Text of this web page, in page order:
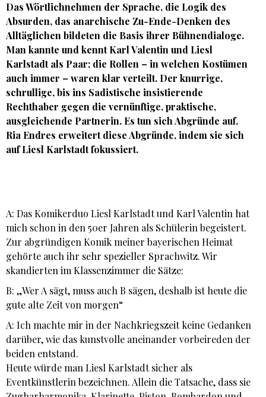
Das Wörtlichnehmen der Sprache, die Logik des
Absurden, das anarchische Zu-Ende-Denken des
Alltäglichen bildeten die Basis ihrer Bühnendialoge.
Man kannte und kennt Karl Valentin und Liesl
Karlstadt als Paar; die Rollen – in welchen Kostümen
auch immer – waren klar verteilt. Der knurrige,
schrullige, bis ins Sadistische insistierende
Rechthaber gegen die vernünftige, praktische,
ausgleichende Partnerin. Es tun sich Abgründe auf.
Ria Endres erweitert diese Abgründe, indem sie sich
aufLiesl Karlstadtfokussiert.
A: Das Komikerduo Liesl Karlstadt und Karl Valentin hat
mich schon in den 50er Jahren als Schülerin begeistert.
Zur abgründigen Komik meiner bayerischen Heimat
gehörte auch ihr sehr spezieller Sprachwitz. Wir
skandierten im Klassenzimmer die Sätze:
B: „Wer A sägt, muss auch B sägen, deshalb ist heute die
gute alte Zeit von morgen“
A: Ich machte mir in der Nachkriegszeit keine Gedanken
darüber, wie das kunstvolle aneinander vorbeireden der
beiden entstand.
Heute würde man Liesl Karlstadt sicher als
Eventkünstlerin bezeichnen. Allein die Tatsache, dass sie